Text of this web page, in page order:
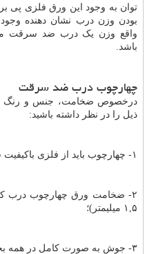
توان به وجود این ورق فلزی پی
بودن وزن درب نشان دهنده
باشد.
چهارچوب درب ضد سرقت
درخصوص ضخامت، جنس و رنگ
ذیل را در نظر داشته باشید:
۱- چهارچوب باید از فلزی باکیفیت ساخته شده باشد؛
۲- ضخامت ورق چهارچوب درب کم
۱,۵ میلیمتر)؛
۳- جوش به صورت کامل در همه بخش‌ها وجود داشته باشد.؛